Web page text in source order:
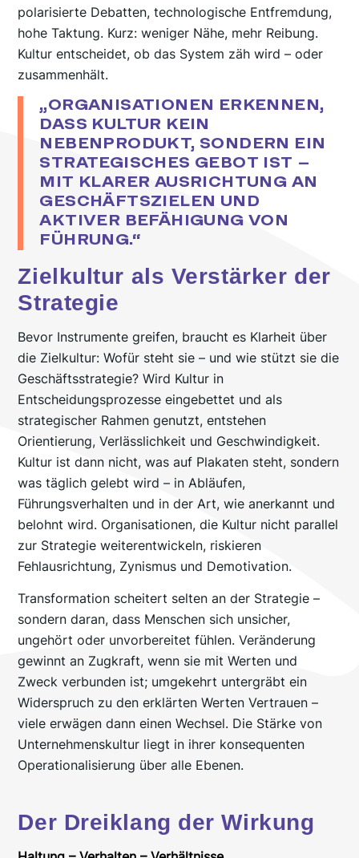
polarisierte Debatten, technologische Entfremdung,
hohe Taktung. Kurz: weniger Nähe, mehr Reibung.
Kultur entscheidet, ob das System zäh wird – oder
zusammenhält.
„ORGANISATIONEN ERKENNEN,
DASS KULTUR KEIN
NEBENPRODUKT, SONDERN EIN
STRATEGISCHES GEBOT IST –
MIT KLARER AUSRICHTUNG AN
GESCHÄFTSZIELEN UND
AKTIVER BEFÄHIGUNG VON
FÜHRUNG.“
Zielkultur als Verstärker der
Strategie
Bevor Instrumente greifen, braucht es Klarheit über
die Zielkultur: Wofür steht sie – und wie stützt sie die
Geschäftsstrategie? Wird Kultur in
Entscheidungsprozesse eingebettet und als
strategischer Rahmen genutzt, entstehen
Orientierung, Verlässlichkeit und Geschwindigkeit.
Kultur ist dann nicht, was auf Plakaten steht, sondern
was täglich gelebt wird – in Abläufen,
Führungsverhalten und in der Art, wie anerkannt und
belohnt wird. Organisationen, die Kultur nicht parallel
zur Strategie weiterentwickeln, riskieren
Fehlausrichtung, Zynismus und Demotivation.
Transformation scheitert selten an der Strategie –
sondern daran, dass Menschen sich unsicher,
ungehört oder unvorbereitet fühlen. Veränderung
gewinnt an Zugkraft, wenn sie mit Werten und
Zweck verbunden ist; umgekehrt untergräbt ein
Widerspruch zu den erklärten Werten Vertrauen –
viele erwägen dann einen Wechsel. Die Stärke von
Unternehmenskultur liegt in ihrer konsequenten
Operationalisierung über alle Ebenen.
Der Dreiklang der Wirkung